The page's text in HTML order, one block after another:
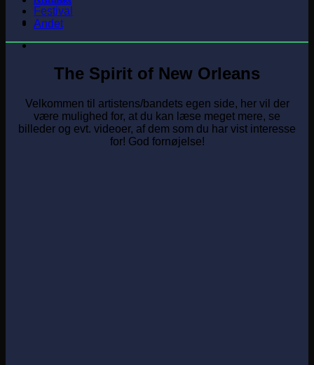
Festival
Andet
The Spirit of New Orleans
Velkommen til artistens/bandets egen side, her vil der
være mulighed for, at du kan læse meget mere, se
billeder og evt. videoer, af dem som du har vist interesse
for! God fornøjelse!